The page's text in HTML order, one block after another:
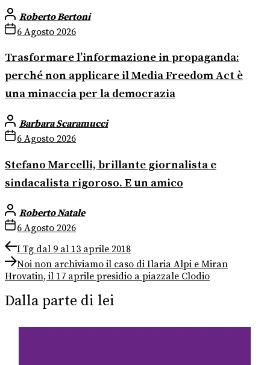
Roberto Bertoni
6 Agosto 2026
Trasformare l’informazione in propaganda:
perché non applicare il Media Freedom Act è
una minaccia per la democrazia
Barbara Scaramucci
6 Agosto 2026
Stefano Marcelli, brillante giornalista e
sindacalista rigoroso. E un amico
Roberto Natale
6 Agosto 2026
Navigazione
articoli
Previous
post:
I Tg dal 9 al 13 aprile 2018
Next
post:
Noi non archiviamo il caso di Ilaria Alpi e Miran
Hrovatin, il 17 aprile presidio a piazzale Clodio
Dalla parte di lei